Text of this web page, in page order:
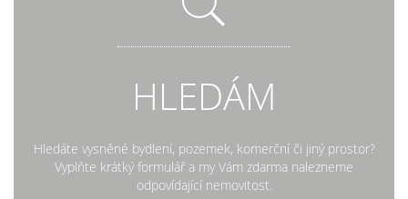
HLEDÁM
Hledáte vysněné bydlení, pozemek, komerční či jiný prostor?
Vyplňte krátký formulář a my Vám zdarma nalezneme
odpovídající nemovitost.